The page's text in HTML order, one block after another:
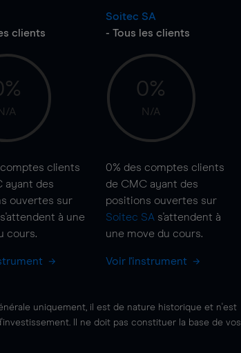
clients
N/A
clients
ayant des
ouvertes sur
s'attendent à une
cours.
Soitec SA
- Tous les clients
0%
N/A
0% des comptes clients
de CMC ayant des
positions ouvertes sur
Soitec SA s'attendent à
une move du cours.
Voir l'instrument
uniquement, il est de nature historique et n'est
Il ne doit pas constituer la base de vos